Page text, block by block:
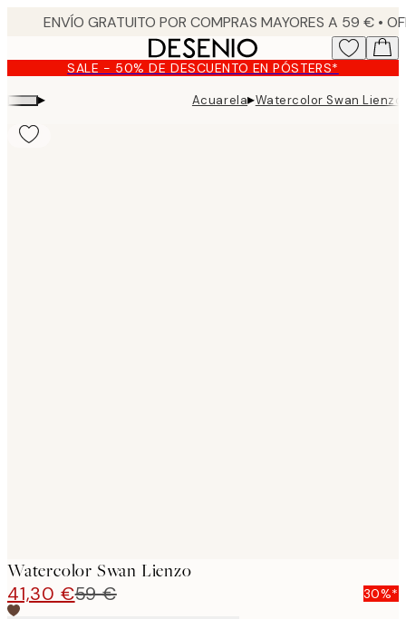
content.SALE - 50% DE DESCUENTO EN PÓSTERS*
▸ Acuarela▸Watercolor Swan Lienzo
Watercolor Swan Lienzo
41,30 €59 € 30%*